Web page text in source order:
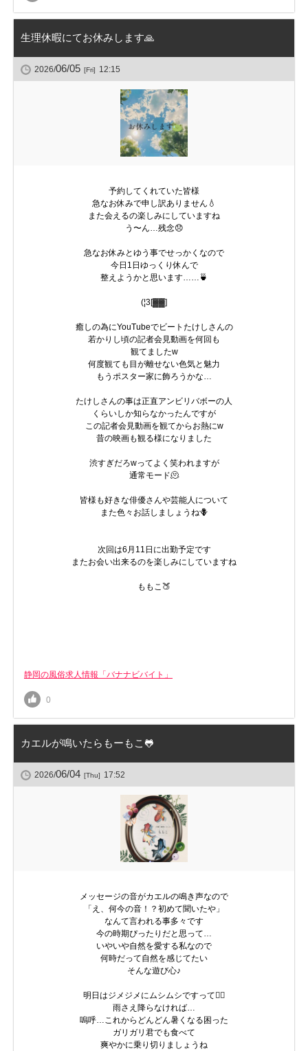
生理休暇にてお休みします🙏
2026/06/05 [Fri] 12:15
予約してくれていた皆様
急なお休みで申し訳ありません💧
また会えるの楽しみにしていますね
う〜ん…残念😞
急なお休みとゆう事でせっかくなので
今日1日ゆっくり休んで
整えようかと思います……🍵
(¦3[▓▓]
癒しの為にYouTubeでビートたけしさんの
若かりし頃の記者会見動画を何回も
観てましたw
何度観ても目が離せない色気と魅力
もうポスター家に飾ろうかな…
たけしさんの事は正直アンビリバボーの人
くらいしか知らなかったんですが
この記者会見動画を観てからお熱にw
昔の映画も観る様になりました
渋すぎだろwってよく笑われますが
通常モード🫠
皆様も好きな俳優さんや芸能人について
また色々お話しましょうね🪻
次回は6月11日に出勤予定です
またお会い出来るのを楽しみにしていますね
ももこ🍑
静岡の風俗求人情報「バナナビバイト」
0
カエルが鳴いたらもーもこ🐸
2026/06/04 [Thu] 17:52
メッセージの音がカエルの鳴き声なので
「え、何今の音！？初めて聞いたや」
なんて言われる事多々です
今の時期ぴったりだと思って…
いやいや自然を愛する私なので
何時だって自然を感じてたい
そんな遊び心♪
明日はジメジメにムシムシですって😶‍🌫️
雨さえ降らなければ…
嗚呼…これからどんどん暑くなる困った
ガリガリ君でも食べて
爽やかに乗り切りましょうね